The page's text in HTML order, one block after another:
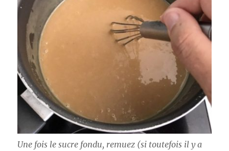
Une fois le sucre fondu, remuez (si toutefois il y a